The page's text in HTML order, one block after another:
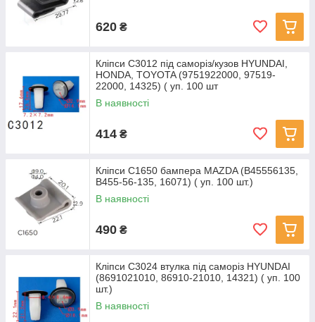
620 ₴
Кліпси C3012 під саморіз/кузов HYUNDAI,
HONDA, TOYOTA (9751922000, 97519-
22000, 14325) ( уп. 100 шт
В наявності
414 ₴
Кліпси C1650 бампера MAZDA (B45556135,
B455-56-135, 16071) ( уп. 100 шт.)
В наявності
490 ₴
Кліпси C3024 втулка під саморіз HYUNDAI
(8691021010, 86910-21010, 14321) ( уп. 100
шт.)
В наявності